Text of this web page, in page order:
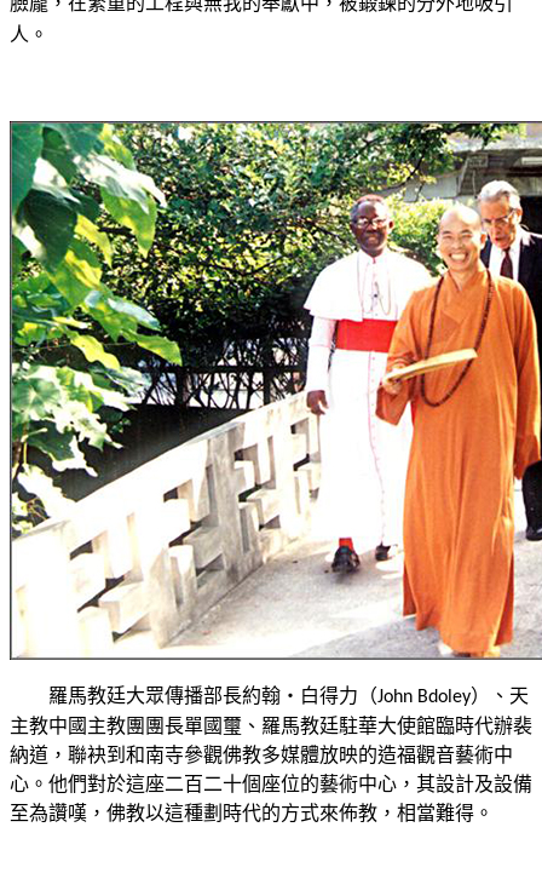
人。
羅馬教廷大眾傳播部長約翰‧白得力（John Bdoley）、天
主教中國主教團團長單國璽、羅馬教廷駐華大使館臨時代辦裴
納道，聯袂到和南寺參觀佛教多媒體放映的造福觀音藝術中
心。他們對於這座二百二十個座位的藝術中心，其設計及設備
至為讚嘆，佛教以這種劃時代的方式來佈教，相當難得。